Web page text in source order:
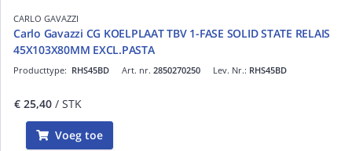
CARLO GAVAZZI
Carlo Gavazzi CG KOELPLAAT TBV 1-FASE SOLID STATE RELAIS
45X103X80MM EXCL.PASTA
Art. nr. 2850270250
Producttype: RHS45BD Lev. Nr.: RHS45BD
€ 25,40 / STK
Voeg toe